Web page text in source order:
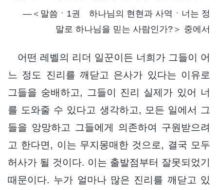
―＜말씀ㆍ1권 하나님의 현현과 사역ㆍ너는 정
말로 하나님을 믿는 사람인가?＞ 중에서
어떤 레벨의 리더 일꾼이든 너희가 그들이 어
느 정도 진리를 깨닫고 은사가 있다는 이유로
그들을 숭배하고, 그들이 진리 실제가 있어 너
를 도와줄 수 있다고 생각하고, 모든 일에서 그
들을 앙망하고 그들에게 의존하여 구원받으려
고 한다면, 이는 무지몽매한 것으로, 결국 모두
허사가 될 것이다. 이는 출발점부터 잘못되었기
때문이다. 누가 얼마나 많은 진리를 깨닫고 있